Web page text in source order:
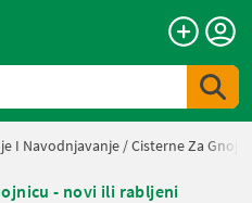
I Navodnjavanje /Cisterne Za
- novi ili rabljeni